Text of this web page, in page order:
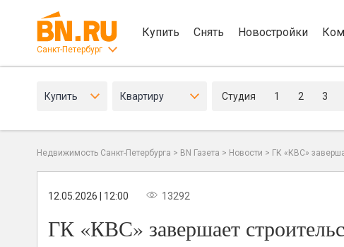
Санкт-Петербург
Купить Снять Новостройки
Купить Квартиру Студия 1 2 3
Недвижимость Санкт-Петербурга > BN Газета > Новости > ГК «КВС»
12.05.2026 | 12:00 13292
ГК «КВС» завершает